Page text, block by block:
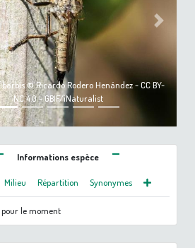
© Ricardo Rodero Henández - CC BY-
NC 4.0 - GBIF/iNaturalist
Next
Informations espèce
Milieu Répartition Synonymes
le moment